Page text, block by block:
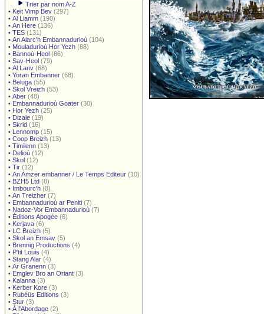
Trier par nom A-Z
• Keit Vimp Bev (297)
• Al Liamm (190)
• An Here (136)
• TES (131)
• An Alarc'h Embannadurioù (104)
• Mouladurioù Hor Yezh (88)
• Bannoù-Heol (86)
• Sav-Heol (79)
• Al Lanv (68)
• Yoran Embanner (68)
• Beluga (55)
• Skol Vreizh (53)
• Aber (48)
• Embannadurioù Goater (30)
• Hor Yezh (25)
• Dizale (19)
• Skrid (16)
• Lennomp (15)
• Coop Breizh (13)
• Timilenn (13)
• Delioù (12)
• Skol (12)
• Tir (12)
• An Amzer embanner / Le Temps Editeur (10)
• BZH5 Ltd (8)
• Imbourc'h (8)
• An Treizher (7)
• Embannadurioù ar Peniti (7)
• Nadoz-Vor Embannadurioù (7)
• Éditions Apogée (6)
• Kerjava (6)
• LC Breizh (5)
• Skol an Emsav (5)
• Brennig Productions (4)
• P'tit Louis (4)
• Stang Alar (4)
• Ar Granenn (3)
• Emglev Bro an Oriant (3)
• Kalanna (3)
• Kerber Kore (3)
• Rubéüs Editions (3)
• Stur (3)
• À l'Abordage (2)